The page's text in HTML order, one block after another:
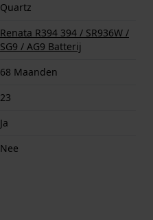
Quartz
Renata R394 394 / SR936W /
SG9 / AG9 Batterij
68 Maanden
23
Ja
Nee